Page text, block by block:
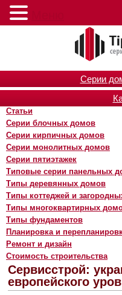
Серии
Статьи
Серии блочных домов
Серии кирпичных домов
Серии монолитных домов
Серии пятиэтажек
Типовые серии панельных
Типы деревянных домов
Типы коттеджей и
Типы многоквартирных
Типы фундаментов
Планировка и
Ремонт и дизайн
Стоимость строительства
Сервисстрой:
европейского